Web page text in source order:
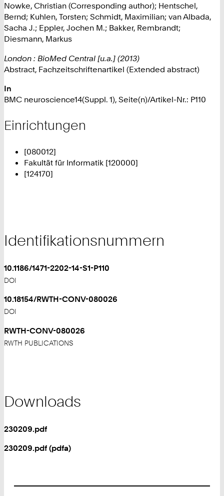
Nowke, Christian (Corresponding author); Hentschel,
Bernd; Kuhlen, Torsten; Schmidt, Maximilian; van Albada,
Sacha J.; Eppler, Jochen M.; Bakker, Rembrandt;
Diesmann, Markus
London : BioMed Central [u.a.] (2013)
Abstract, Fachzeitschriftenartikel (Extended abstract)
In
BMC neuroscience14(Suppl. 1), Seite(n)/Artikel-Nr.: P110
Einrichtungen
[080012]
Fakultät für Informatik [120000]
[124170]
Identifikationsnummern
10.1186/1471-2202-14-S1-P110
DOI
10.18154/RWTH-CONV-080026
DOI
RWTH-CONV-080026
RWTH PUBLICATIONS
Downloads
230209.pdf
230209.pdf (pdfa)